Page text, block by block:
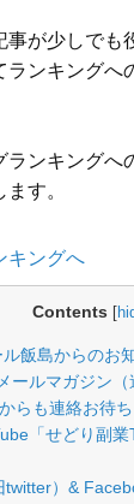
事が少しでも
ランキングへ
ンキングへ
す。
キングへ
Contents [
飯島からのお
ールマガジン（
らも連絡お待
「せどり副
twitter）&